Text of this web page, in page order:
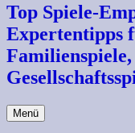
Top Spiele-
Expertentipps
Menü